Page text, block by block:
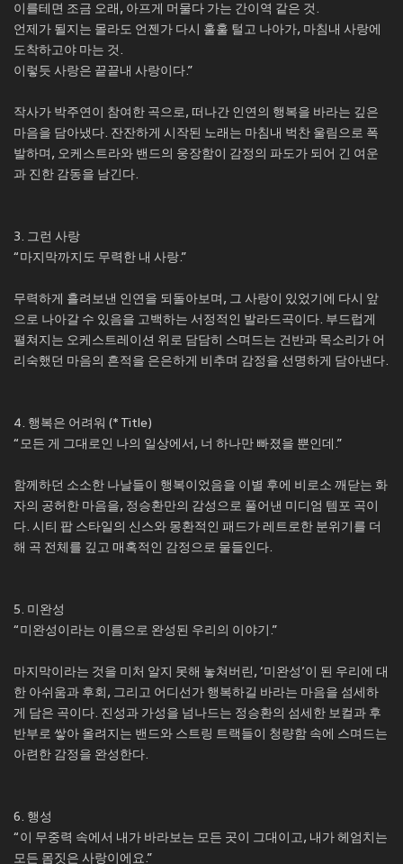
이를테면 조금 오래, 아프게 머물다 가는 간이역 같은 것.
언제가 될지는 몰라도 언젠가 다시 훌훌 털고 나아가, 마침내 사랑에
도착하고야 마는 것.
이렇듯 사랑은 끝끝내 사랑이다.”
작사가 박주연이 참여한 곡으로, 떠나간 인연의 행복을 바라는 깊은
마음을 담아냈다. 잔잔하게 시작된 노래는 마침내 벅찬 울림으로 폭
발하며, 오케스트라와 밴드의 웅장함이 감정의 파도가 되어 긴 여운
과 진한 감동을 남긴다.
3. 그런 사랑
“마지막까지도 무력한 내 사랑.”
무력하게 흘려보낸 인연을 되돌아보며, 그 사랑이 있었기에 다시 앞
으로 나아갈 수 있음을 고백하는 서정적인 발라드곡이다. 부드럽게
펼쳐지는 오케스트레이션 위로 담담히 스며드는 건반과 목소리가 어
리숙했던 마음의 흔적을 은은하게 비추며 감정을 선명하게 담아낸다.
4. 행복은 어려워 (* Title)
“모든 게 그대로인 나의 일상에서, 너 하나만 빠졌을 뿐인데.”
함께하던 소소한 나날들이 행복이었음을 이별 후에 비로소 깨닫는 화
자의 공허한 마음을, 정승환만의 감성으로 풀어낸 미디엄 템포 곡이
다. 시티 팝 스타일의 신스와 몽환적인 패드가 레트로한 분위기를 더
해 곡 전체를 깊고 매혹적인 감정으로 물들인다.
5. 미완성
“미완성이라는 이름으로 완성된 우리의 이야기.”
마지막이라는 것을 미처 알지 못해 놓쳐버린, ‘미완성’이 된 우리에 대
한 아쉬움과 후회, 그리고 어디선가 행복하길 바라는 마음을 섬세하
게 담은 곡이다. 진성과 가성을 넘나드는 정승환의 섬세한 보컬과 후
반부로 쌓아 올려지는 밴드와 스트링 트랙들이 청량함 속에 스며드는
아련한 감정을 완성한다.
6. 행성
“이 무중력 속에서 내가 바라보는 모든 곳이 그대이고, 내가 헤엄치는
모든 몸짓은 사랑이에요.”